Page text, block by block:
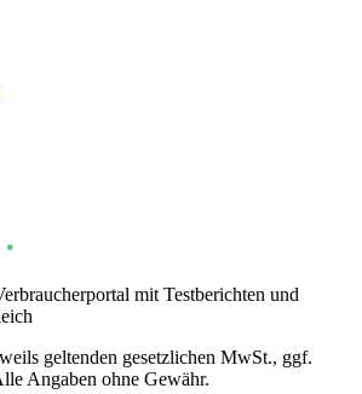
mit Testberichten und
geltenden gesetzlichen MwSt., ggf.
Angaben ohne Gewähr.